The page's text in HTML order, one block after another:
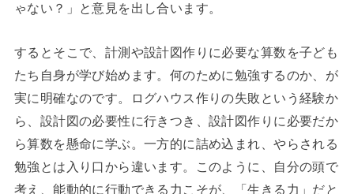
ゃない？」と意見を出し合います。
するとそこで、計測や設計図作りに必要な算数を子ども
たち自身が学び始めます。何のために勉強するのか、が
実に明確なのです。ログハウス作りの失敗という経験か
ら、設計図の必要性に行きつき、設計図作りに必要だか
ら算数を懸命に学ぶ。一方的に詰め込まれ、やらされる
勉強とは入り口から違います。このように、自分の頭で
考え、能動的に行動できる力こそが、「生きる力」だと